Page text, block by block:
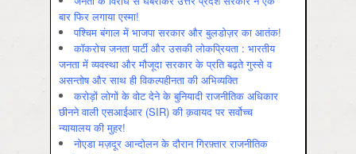
बार फिर लगाया एस्मा!
पश्चिम बंगाल में भाजपा सरकार और बुलडोज़र का आतंक!
कॉकरोच जनता पार्टी और उसकी लोकप्रियता : भारतीय
जनता में व्‍यवस्‍था और मौजूदा सरकार के प्रति बढ़ते गुस्‍से व
असन्‍तोष और साथ ही विकल्‍पहीनता की अभिव्‍यक्ति
करोड़ों लोगों के वोट देने के बुनियादी राजनीतिक अधिकार
छीनने वाली एसआईआर (SIR) की क़वायद पर सर्वोच्च
न्यायालय की मुहर!
नोएडा मज़दूर आन्दोलन के दौरान गिरफ़्तार राजनीतिक